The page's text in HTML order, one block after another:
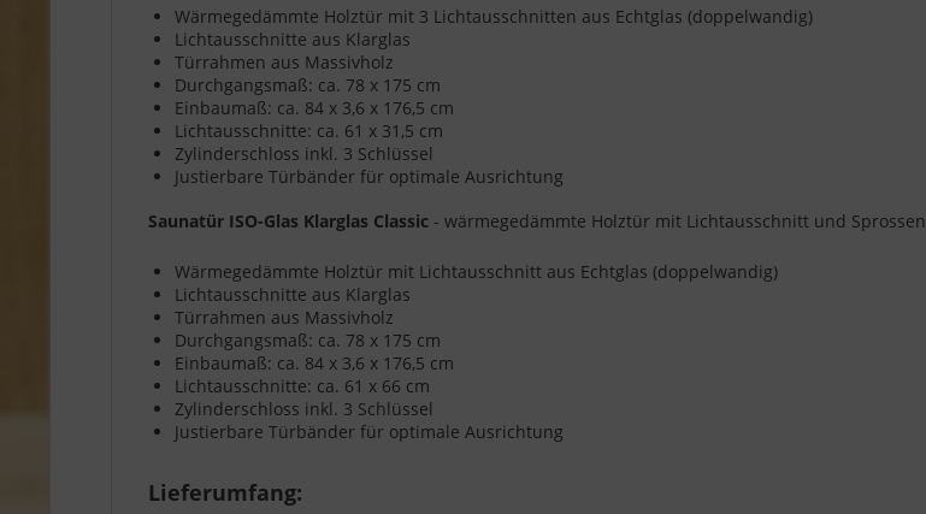
Wärmegedämmte Holztür mit 3 Lichtausschnitten aus Echtglas (doppelwandig)
Lichtausschnitte aus Klarglas
Türrahmen aus Massivholz
Durchgangsmaß: ca. 78 x 175 cm
Einbaumaß: ca. 84 x 3,6 x 176,5 cm
Lichtausschnitte: ca. 61 x 31,5 cm
Zylinderschloss inkl. 3 Schlüssel
Justierbare Türbänder für optimale Ausrichtung
Saunatür ISO-Glas Klarglas Classic - wärmegedämmte Holztür mit Lichtausschnitt und Sprossen
Wärmegedämmte Holztür mit Lichtausschnitt aus Echtglas (doppelwandig)
Lichtausschnitte aus Klarglas
Türrahmen aus Massivholz
Durchgangsmaß: ca. 78 x 175 cm
Einbaumaß: ca. 84 x 3,6 x 176,5 cm
Lichtausschnitte: ca. 61 x 66 cm
Zylinderschloss inkl. 3 Schlüssel
Justierbare Türbänder für optimale Ausrichtung
Lieferumfang: